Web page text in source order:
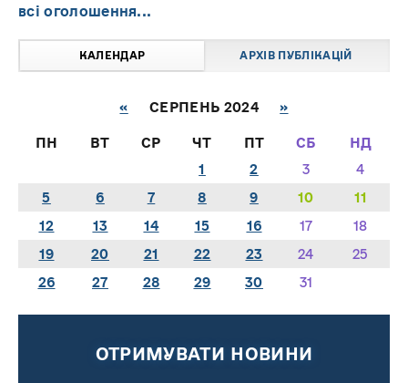
всі оголошення...
КАЛЕНДАР АРХІВ ПУБЛІКАЦІЙ
« СЕРПЕНЬ 2024 »
ПН ВТ СР ЧТ ПТ СБ
НД
1
2 3
4
5
6 7 8 9 10
11
12
13 14 15 16 17
18
19
20 21 22 23 24
25
26
27 28 29 30 31
ОТРИМУВАТИ НОВИНИ